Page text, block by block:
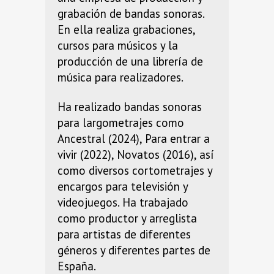
grabación de bandas sonoras.
En ella realiza grabaciones,
cursos para músicos y la
producción de una librería de
música para realizadores.
Ha realizado bandas sonoras
para largometrajes como
Ancestral (2024), Para entrar a
vivir (2022), Novatos (2016), así
como diversos cortometrajes y
encargos para televisión y
videojuegos. Ha trabajado
como productor y arreglista
para artistas de diferentes
géneros y diferentes partes de
España.